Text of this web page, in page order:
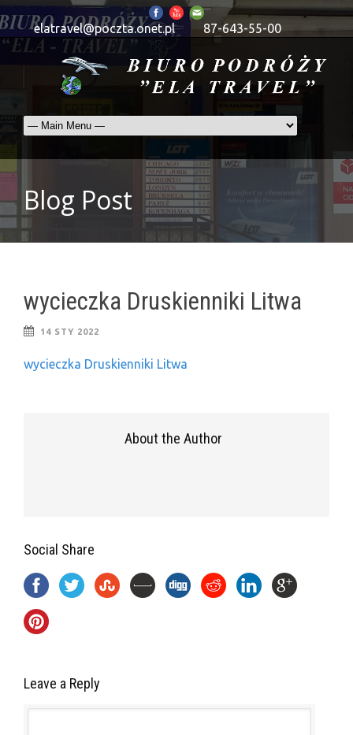
elatravel@poczta.onet.pl 87-643-55-00
Blog Post
wycieczka Druskienniki Litwa
14 STY 2022
wycieczka Druskienniki Litwa
About the Author
Social Share
Leave a Reply